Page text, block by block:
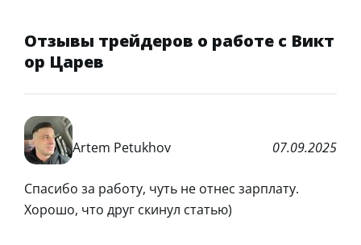
Отзывы трейдеров о работе с Викт
ор Царев
Artem Petukhov 07.09.2025
Спасибо за работу, чуть не отнес зарплату.
Хорошо, что друг скинул статью)